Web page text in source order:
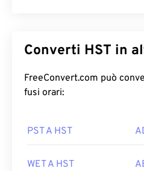
Converti HST in
FreeConvert.com può
fusi orari:
PST A HST
WET A HST